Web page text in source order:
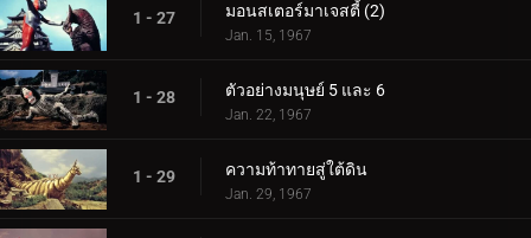
1 - 27 มอนสเตอร์มาเจสตี้ (2)
Jan. 15, 1967
1 - 28 ตัวอย่างมนุษย์ 5 และ 6
Jan. 22, 1967
1 - 29 ความท้าทายสู่ใต้ดิน
Jan. 29, 1967